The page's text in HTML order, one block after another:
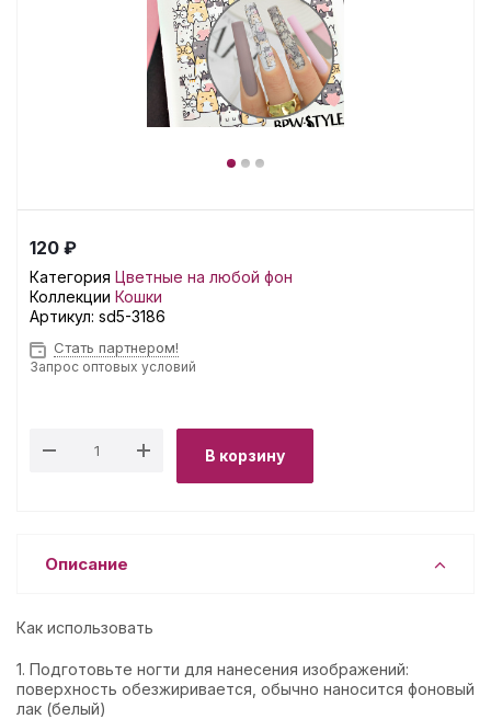
120 ₽
Категория Цветные на любой фон
Коллекции Кошки
Артикул: sd5-3186
Стать партнером!
Запрос оптовых условий
В корзину
Описание
Как использовать
1. Подготовьте ногти для нанесения изображений:
поверхность обезжиривается, обычно наносится фоновый
лак (белый)